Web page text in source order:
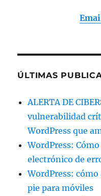
ÚLTIMAS
ALERTA DE
vulnerabilidad
WordPress que
WordPress:
electrónico de
WordPress:
pie para móviles